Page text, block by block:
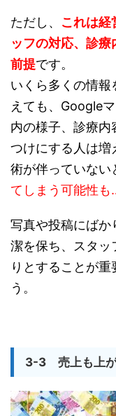
ただし、 これは経
ッフの対応、診
前提です。
いくら多くの情
えても、Google
内の様子、診療内
つけにする人は増
術が伴っていない
てしまう可能性
写真や投稿にばか
潔を保ち、スタッ
りとすることが
う。
3-3 売上も上